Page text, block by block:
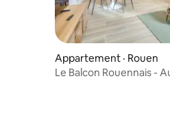
Appartement · Rouen
Le Balcon Rouennais -